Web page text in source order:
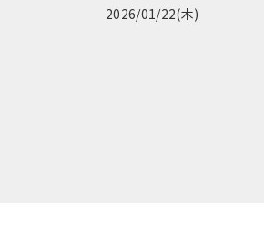
2026/01/22(木)